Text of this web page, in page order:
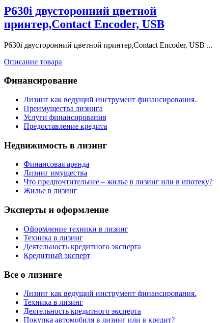
P630i двусторонний цветной
принтер,Contact Encoder, USB
P630i двусторонний цветной принтер,Contact Encoder, USB ...
Описание товара
Финансирование
Лизинг как ведущий инструмент финансирования.
Преимущества лизинга
Услуги финансирования
Предоставление кредита
Недвижимость в лизинг
Финансовая аренда
Лизинг имущества
Что предпочтительнее – жилье в лизинг или в ипотеку?
Жилье в лизинг
Эксперты и оформление
Оформление техники в лизинг
Техника в лизинг
Деятельность кредитного эксперта
Кредитный эксперт
Все о лизинге
Лизинг как ведущий инструмент финансирования.
Техника в лизинг
Деятельность кредитного эксперта
Покупка автомобиля в лизинг или в кредит?